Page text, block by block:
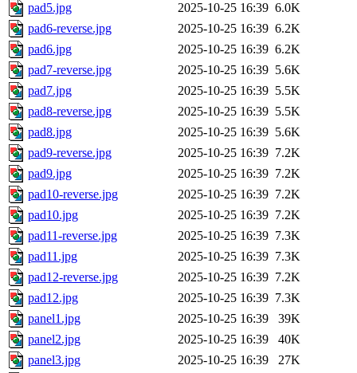
pad5.jpg
2025-10-25 16:39 6.0K
pad6-reverse.jpg
2025-10-25 16:39 6.2K
pad6.jpg
2025-10-25 16:39 6.2K
pad7-reverse.jpg
2025-10-25 16:39 5.6K
pad7.jpg
2025-10-25 16:39 5.5K
pad8-reverse.jpg
2025-10-25 16:39 5.5K
pad8.jpg
2025-10-25 16:39 5.6K
pad9-reverse.jpg
2025-10-25 16:39 7.2K
pad9.jpg
2025-10-25 16:39 7.2K
pad10-reverse.jpg
2025-10-25 16:39 7.2K
pad10.jpg
2025-10-25 16:39 7.2K
pad11-reverse.jpg
2025-10-25 16:39 7.3K
pad11.jpg
2025-10-25 16:39 7.3K
pad12-reverse.jpg
2025-10-25 16:39 7.2K
pad12.jpg
2025-10-25 16:39 7.3K
panel1.jpg
2025-10-25 16:39
39K
panel2.jpg
2025-10-25 16:39
40K
panel3.jpg
2025-10-25 16:39
27K